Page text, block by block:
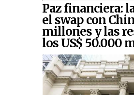
Paz financiera:
el swap con
millones y las
los US$ 50.000